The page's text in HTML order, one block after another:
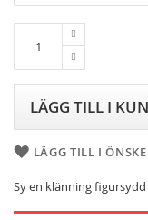
gallery
LÄGG TILL I
LÄGG TILL I
Sy en klänning figursydd